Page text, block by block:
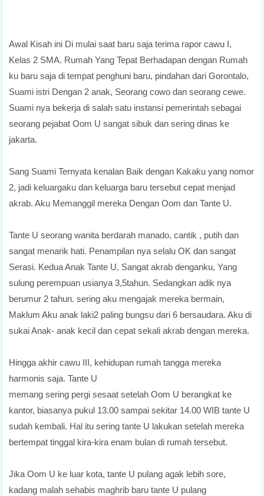
Awal Kisah ini Di mulai saat baru saja terima rapor cawu I,
Kelas 2 SMA. Rumah Yang Tepat Berhadapan dengan Rumah
ku baru saja di tempat penghuni baru, pindahan dari Gorontalo,
Suami istri Dengan 2 anak, Seorang cowo dan seorang cewe.
Suami nya bekerja di salah satu instansi pemerintah sebagai
seorang pejabat Oom U sangat sibuk dan sering dinas ke
jakarta.
Sang Suami Ternyata kenalan Baik dengan Kakaku yang nomor
2, jadi keluargaku dan keluarga baru tersebut cepat menjad
akrab. Aku Memanggil mereka Dengan Oom dan Tante U.
Tante U seorang wanita berdarah manado, cantik , putih dan
sangat menarik hati. Penampilan nya selalu OK dan sangat
Serasi. Kedua Anak Tante U, Sangat akrab denganku, Yang
sulung perempuan usianya 3,5tahun. Sedangkan adik nya
berumur 2 tahun. sering aku mengajak mereka bermain,
Maklum Aku anak laki2 paling bungsu dari 6 bersaudara. Aku di
sukai Anak- anak kecil dan cepat sekali akrab dengan mereka.
Hingga akhir cawu III, kehidupan rumah tangga mereka
harmonis saja. Tante U
memang sering pergi sesaat setelah Oom U berangkat ke
kantor, biasanya pukul 13.00 sampai sekitar 14.00 WIB tante U
sudah kembali. Hal itu sering tante U lakukan setelah mereka
bertempat tinggal kira-kira enam bulan di rumah tersebut.
Jika Oom U ke luar kota, tante U pulang agak lebih sore,
kadang malah sehabis maghrib baru tante U pulang